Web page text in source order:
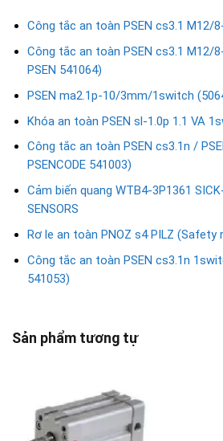
Công tắc an toàn PSEN cs3.1 M12/
Công tắc an toàn PSEN cs3.1 M12/
PSEN 541064)
PSEN ma2.1p-10/3mm/1switch
Khóa an toàn PSEN sl-1.0p 1.1 VA
Công tắc an toàn PSEN cs3.1n /
PSENCODE 541003)
Cảm biến quang WTB4-3P1361
SENSORS
Rơ le an toàn PNOZ s4 PILZ (Safety
Công tắc an toàn PSEN cs3.1n
541053)
Sản phẩm tương tự